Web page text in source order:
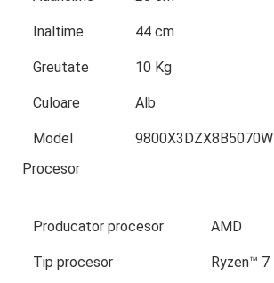
Inaltime 44 cm
Greutate 10 Kg
Culoare Alb
Model
9800X3DZX8B5070W
Procesor
Producator procesor AMD
Tip procesor Ryzen™ 7